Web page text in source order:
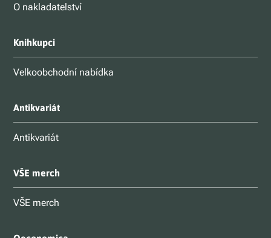
O nakladatelství
Knihkupci
Velkoobchodní nabídka
Antikvariát
Antikvariát
VŠE merch
VŠE merch